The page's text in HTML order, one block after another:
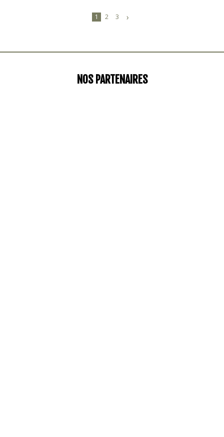
1 2 3 ›
NOS PARTENAIRES